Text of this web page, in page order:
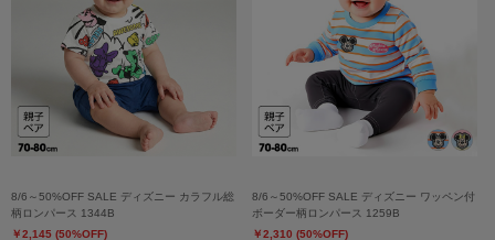
8/6～50%OFF SALE ディズニー カラフル総
柄ロンパース 1344B
￥2,145 (50%OFF)
8/6～50%OFF SALE ディズニー ワッペン付
ボーダー柄ロンパース 1259B
￥2,310 (50%OFF)